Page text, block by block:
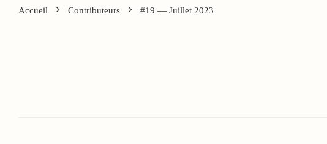
Accueil Contributeurs #19 — Juillet 2023